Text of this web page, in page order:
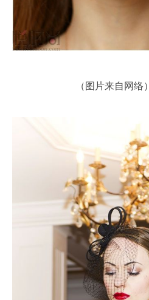
（图片来自网络）